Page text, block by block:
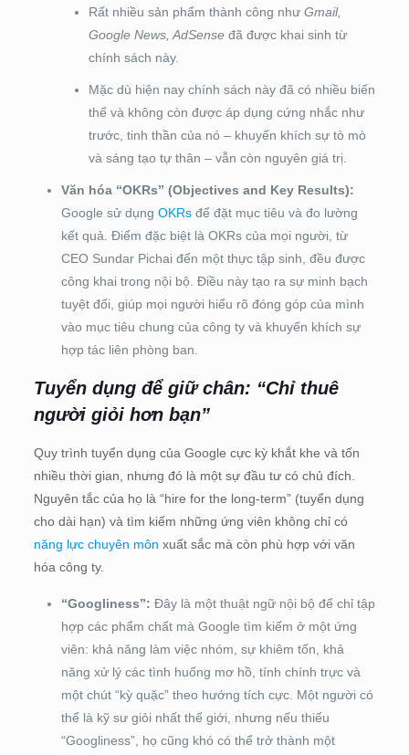
Rất nhiều sản phẩm thành công như Gmail,
Google News, AdSense đã được khai sinh từ
chính sách này.
Mặc dù hiện nay chính sách này đã có nhiều biến
thể và không còn được áp dụng cứng nhắc như
trước, tinh thần của nó – khuyến khích sự tò mò
và sáng tạo tự thân – vẫn còn nguyên giá trị.
Văn hóa “OKRs” (Objectives and Key Results):
Google sử dụng OKRsđể đặt mục tiêu và đo lường
kết quả. Điểm đặc biệt là OKRs của mọi người, từ
CEO Sundar Pichai đến một thực tập sinh, đều được
công khai trong nội bộ. Điều này tạo ra sự minh bạch
tuyệt đối, giúp mọi người hiểu rõ đóng góp của mình
vào mục tiêu chung của công ty và khuyến khích sự
hợp tác liên phòng ban.
Tuyển dụng để giữ chân: “Chỉ thuê
người giỏi hơn bạn”
Quy trình tuyển dụng của Google cực kỳ khắt khe và tốn
nhiều thời gian, nhưng đó là một sự đầu tư có chủ đích.
Nguyên tắc của họ là “hire for the long-term” (tuyển dụng
cho dài hạn) và tìm kiếm những ứng viên không chỉ có
năng lực chuyên môn xuất sắc mà còn phù hợp với văn
hóa công ty.
“Googliness”: Đây là một thuật ngữ nội bộ để chỉ tập
hợp các phẩm chất mà Google tìm kiếm ở một ứng
viên: khả năng làm việc nhóm, sự khiêm tốn, khả
năng xử lý các tình huống mơ hồ, tính chính trực và
một chút “kỳ quặc” theo hướng tích cực. Một người có
thể là kỹ sư giỏi nhất thế giới, nhưng nếu thiếu
“Googliness”, họ cũng khó có thể trở thành một